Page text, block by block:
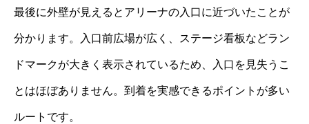
最後に外壁が見えるとアリーナの入口に近づいたことが
分かります。入口前広場が広く、ステージ看板などラン
ドマークが大きく表示されているため、入口を見失うこ
とはほぼありません。到着を実感できるポイントが多い
ルートです。